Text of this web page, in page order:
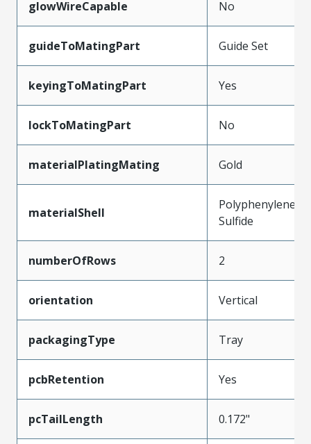
glowWireCapable No
guideToMatingPart Guide Set
keyingToMatingPart Yes
lockToMatingPart No
materialPlatingMating Gold
materialShell
Polyphenylene
Sulfide
numberOfRows 2
orientation Vertical
packagingType Tray
pcbRetention Yes
pcTailLength 0.172"